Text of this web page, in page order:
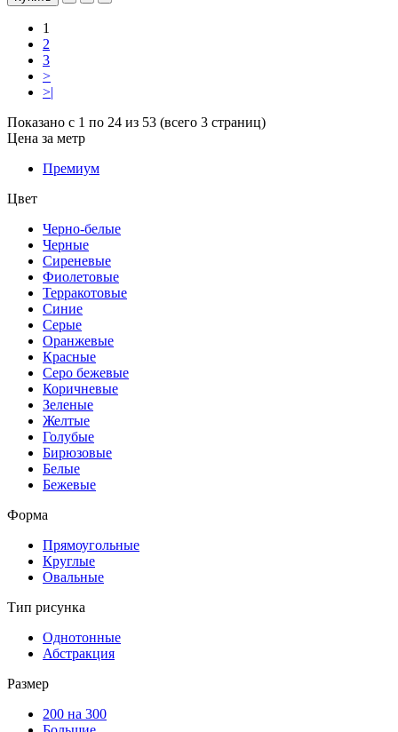
1
2
3
>
>|
Показано с 1 по 24 из 53 (всего 3 страниц)
Цена за метр
Премиум
Цвет
Черно-белые
Черные
Сиреневые
Фиолетовые
Терракотовые
Синие
Серые
Оранжевые
Красные
Серо бежевые
Коричневые
Зеленые
Желтые
Голубые
Бирюзовые
Белые
Бежевые
Форма
Прямоугольные
Круглые
Овальные
Тип рисунка
Однотонные
Абстракция
Размер
200 на 300